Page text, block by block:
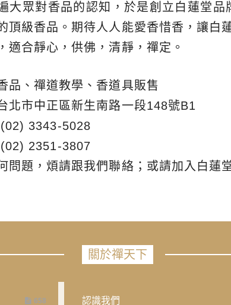
大眾對香品的認知，於是創立白蓮堂品
頂級香品。期待人人能愛香惜香，讓白
適合靜心，供佛，清靜，禪定。
品、禪道教學、香道具販售
北市中正區新生南路一段148號B1
3343-5028
2351-3807
問題，煩請跟我們聯絡；或請加入白蓮
658
關於禪天下
認識我們